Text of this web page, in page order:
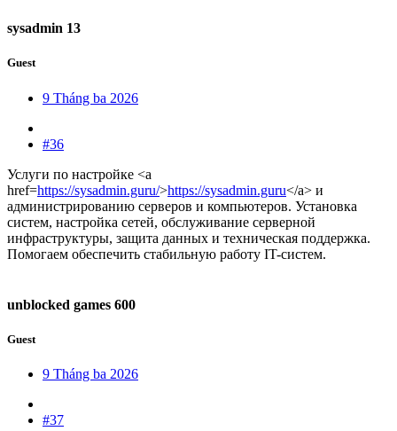
sysadmin 13
Guest
9 Tháng ba 2026
#36
Услуги по настройке <a
href=https://sysadmin.guru/>https://sysadmin.guru</a> и
администрированию серверов и компьютеров. Установка
систем, настройка сетей, обслуживание серверной
инфраструктуры, защита данных и техническая поддержка.
Помогаем обеспечить стабильную работу IT-систем.
unblocked games 600
Guest
9 Tháng ba 2026
#37